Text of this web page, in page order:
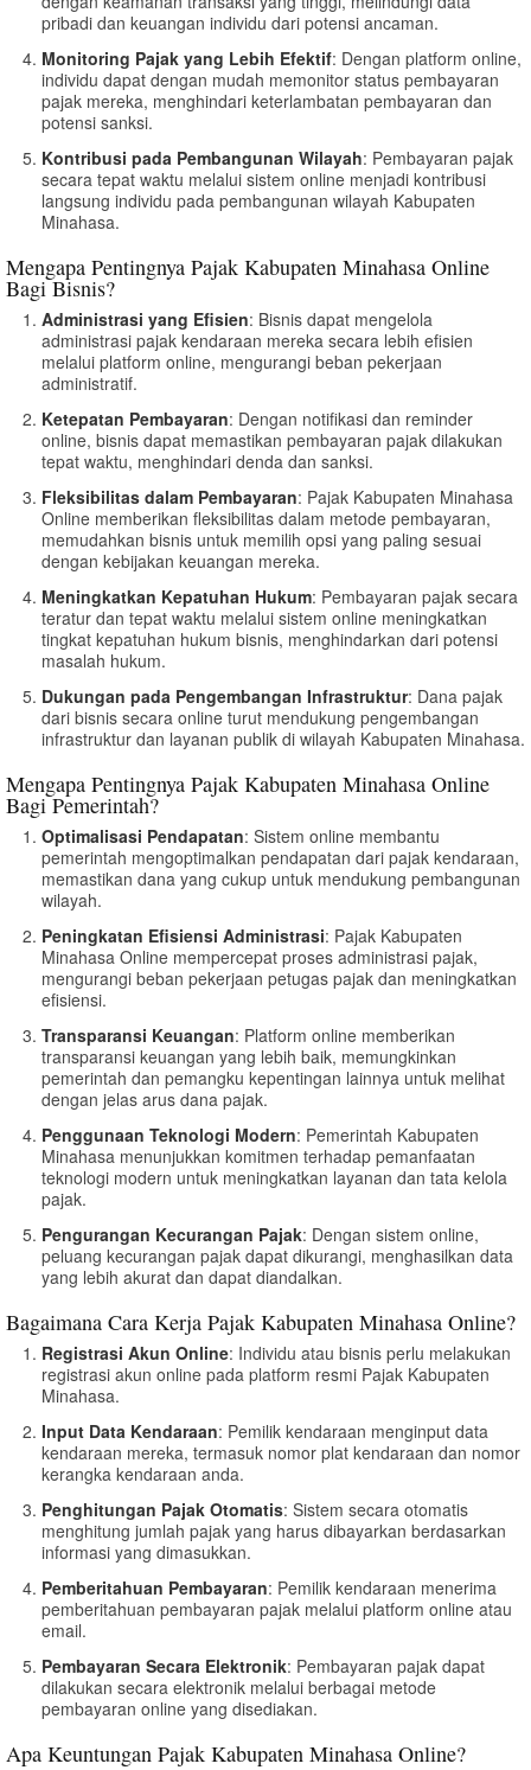
pribadi dan keuangan individu dari potensi ancaman.
Monitoring Pajak yang Lebih Efektif: Dengan platform online,
individu dapat dengan mudah memonitor status pembayaran
pajak mereka, menghindari keterlambatan pembayaran dan
potensi sanksi.
Kontribusi pada Pembangunan Wilayah: Pembayaran pajak
secara tepat waktu melalui sistem online menjadi kontribusi
langsung individu pada pembangunan wilayah Kabupaten
Minahasa.
Mengapa Pentingnya Pajak Kabupaten Minahasa Online
Bagi Bisnis?
Administrasi yang Efisien: Bisnis dapat mengelola
administrasi pajak kendaraan mereka secara lebih efisien
melalui platform online, mengurangi beban pekerjaan
administratif.
Ketepatan Pembayaran: Dengan notifikasi dan reminder
online, bisnis dapat memastikan pembayaran pajak dilakukan
tepat waktu, menghindari denda dan sanksi.
Fleksibilitas dalam Pembayaran: Pajak Kabupaten Minahasa
Online memberikan fleksibilitas dalam metode pembayaran,
memudahkan bisnis untuk memilih opsi yang paling sesuai
dengan kebijakan keuangan mereka.
Meningkatkan Kepatuhan Hukum: Pembayaran pajak secara
teratur dan tepat waktu melalui sistem online meningkatkan
tingkat kepatuhan hukum bisnis, menghindarkan dari potensi
masalah hukum.
Dukungan pada Pengembangan Infrastruktur: Dana pajak
dari bisnis secara online turut mendukung pengembangan
infrastruktur dan layanan publik di wilayah Kabupaten Minahasa.
Mengapa Pentingnya Pajak Kabupaten Minahasa Online
Bagi Pemerintah?
Optimalisasi Pendapatan: Sistem online membantu
pemerintah mengoptimalkan pendapatan dari pajak kendaraan,
memastikan dana yang cukup untuk mendukung pembangunan
wilayah.
Peningkatan Efisiensi Administrasi: Pajak Kabupaten
Minahasa Online mempercepat proses administrasi pajak,
mengurangi beban pekerjaan petugas pajak dan meningkatkan
efisiensi.
Transparansi Keuangan: Platform online memberikan
transparansi keuangan yang lebih baik, memungkinkan
pemerintah dan pemangku kepentingan lainnya untuk melihat
dengan jelas arus dana pajak.
Penggunaan Teknologi Modern: Pemerintah Kabupaten
Minahasa menunjukkan komitmen terhadap pemanfaatan
teknologi modern untuk meningkatkan layanan dan tata kelola
pajak.
Pengurangan Kecurangan Pajak: Dengan sistem online,
peluang kecurangan pajak dapat dikurangi, menghasilkan data
yang lebih akurat dan dapat diandalkan.
Bagaimana Cara Kerja Pajak Kabupaten Minahasa Online?
Registrasi Akun Online: Individu atau bisnis perlu melakukan
registrasi akun online pada platform resmi Pajak Kabupaten
Minahasa.
Input Data Kendaraan: Pemilik kendaraan menginput data
kendaraan mereka, termasuk nomor plat kendaraan dan nomor
kerangka kendaraan anda.
Penghitungan Pajak Otomatis: Sistem secara otomatis
menghitung jumlah pajak yang harus dibayarkan berdasarkan
informasi yang dimasukkan.
Pemberitahuan Pembayaran: Pemilik kendaraan menerima
pemberitahuan pembayaran pajak melalui platform online atau
email.
Pembayaran Secara Elektronik: Pembayaran pajak dapat
dilakukan secara elektronik melalui berbagai metode
pembayaran online yang disediakan.
Apa Keuntungan Pajak Kabupaten Minahasa Online?